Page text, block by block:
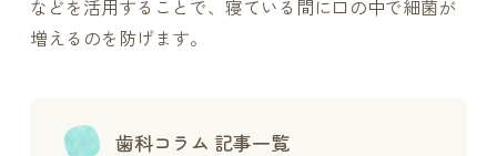
などを活用することで、寝ている間に口の中で細菌が
増えるのを防げます。
歯科コラム 記事一覧